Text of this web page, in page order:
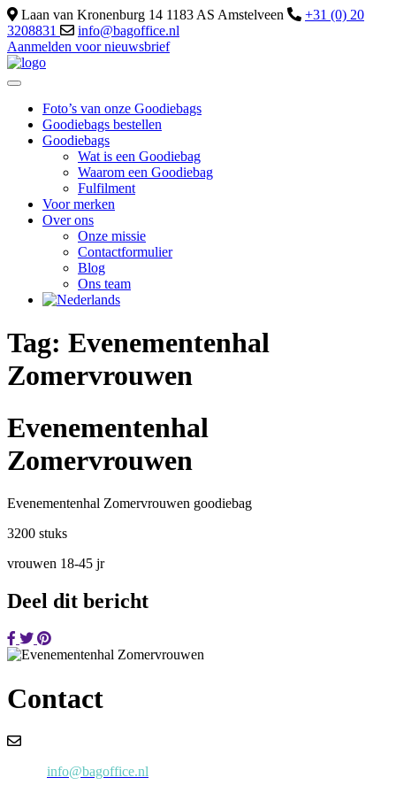
Laan van Kronenburg 14 1183 AS Amstelveen
+31 (0) 20
3208831
info@bagoffice.nl
Aanmelden voor nieuwsbrief
Foto’s van onze Goodiebags
Goodiebags bestellen
Goodiebags
Wat is een Goodiebag
Waarom een Goodiebag
Fulfilment
Voor merken
Over ons
Onze missie
Contactformulier
Blog
Ons team
Tag: Evenementenhal
Zomervrouwen
Evenementenhal
Zomervrouwen
Evenementenhal Zomervrouwen goodiebag
3200 stuks
vrouwen 18-45 jr
Deel dit bericht
Contact
info@bagoffice.nl